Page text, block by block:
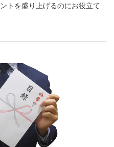
トを盛り上げるのにお役立て